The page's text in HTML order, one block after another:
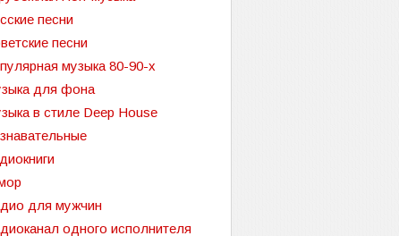
песни
песни
музыка 80-90-х
для фона
в стиле Deep House
для мужчин
одного исполнителя